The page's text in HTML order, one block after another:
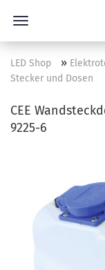
LED Shop »
Stecker und Dosen
CEE
9225-6